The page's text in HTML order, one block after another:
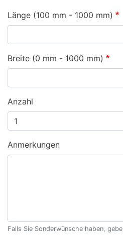
Länge (100 mm - 1000 mm)
Breite (0 mm - 1000 mm)
Anzahl
Anmerkungen
Falls Sie Sonderwünsche haben,